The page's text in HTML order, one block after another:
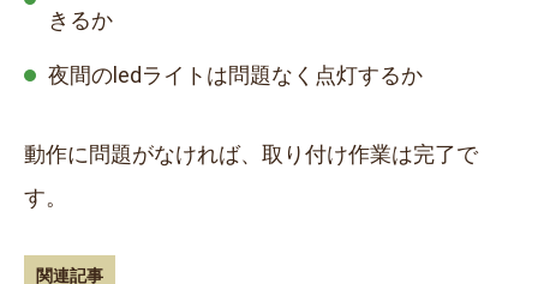
きるか
夜間のledライトは問題なく点灯するか
動作に問題がなければ、取り付け作業は完了で
す。
関連記事